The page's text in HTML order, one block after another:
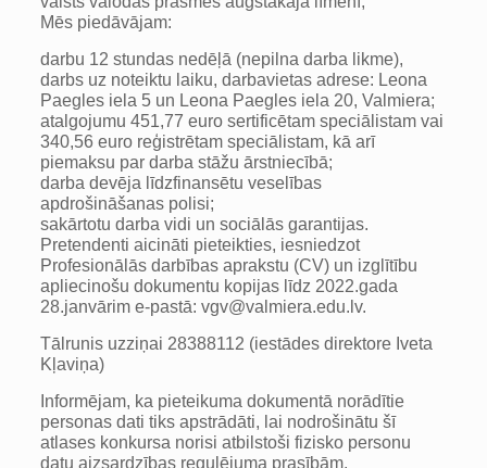
Mēs piedāvājam:
darbu 12 stundas nedēļā (nepilna darba likme),
darbs uz noteiktu laiku, darbavietas adrese: Leona
Paegles iela 5 un Leona Paegles iela 20, Valmiera;
atalgojumu 451,77 euro sertificētam speciālistam vai
340,56 euro reģistrētam speciālistam, kā arī
piemaksu par darba stāžu ārstniecībā;
darba devēja līdzfinansētu veselības
apdrošināšanas polisi;
sakārtotu darba vidi un sociālās garantijas.
Pretendenti aicināti pieteikties, iesniedzot
Profesionālās darbības aprakstu (CV) un izglītību
apliecinošu dokumentu kopijas līdz 2022.gada
28.janvārim e-pastā: vgv@valmiera.edu.lv.
Tālrunis uzziņai 28388112 (iestādes direktore Iveta
Kļaviņa)
Informējam, ka pieteikuma dokumentā norādītie
personas dati tiks apstrādāti, lai nodrošinātu šī
atlases konkursa norisi atbilstoši fizisko personu
datu aizsardzības regulējuma prasībām.